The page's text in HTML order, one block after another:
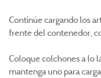
Continúe cargando los
frente del contenedor,
Coloque colchones a lo
mantenga uno para